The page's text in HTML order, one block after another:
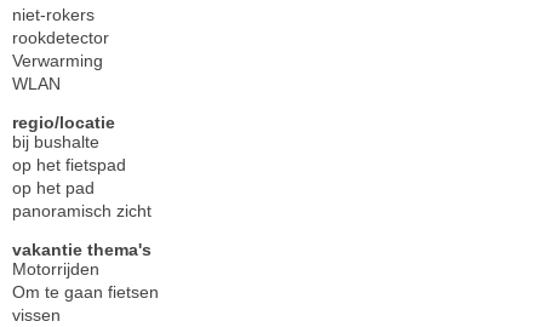
niet-rokers
rookdetector
Verwarming
WLAN
regio/locatie
bij bushalte
op het fietspad
op het pad
panoramisch zicht
vakantie thema's
Motorrijden
Om te gaan fietsen
vissen